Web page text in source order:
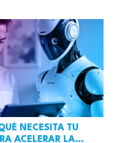
NECESITA TU
ACELERAR LA